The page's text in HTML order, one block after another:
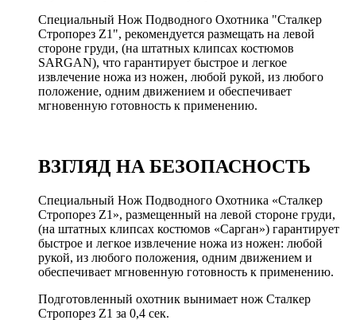
Специальный Нож Подводного Охотника "Сталкер
Стропорез Z1", рекомендуется размещать на левой
стороне груди, (на штатных клипсах костюмов
SARGAN), что гарантирует быстрое и легкое
извлечение ножа из ножен, любой рукой, из любого
положение, одним движением и обеспечивает
мгновенную готовность к применению.
ВЗГЛЯД НА БЕЗОПАСНОСТЬ
Специальный Нож Подводного Охотника «Сталкер
Стропорез Z1», размещенный на левой стороне груди,
(на штатных клипсах костюмов «Сарган») гарантирует
быстрое и легкое извлечение ножа из ножен: любой
рукой, из любого положения, одним движением и
обеспечивает мгновенную готовность к применению.
Подготовленный охотник вынимает нож Сталкер
Стропорез Z1 за 0,4 сек.